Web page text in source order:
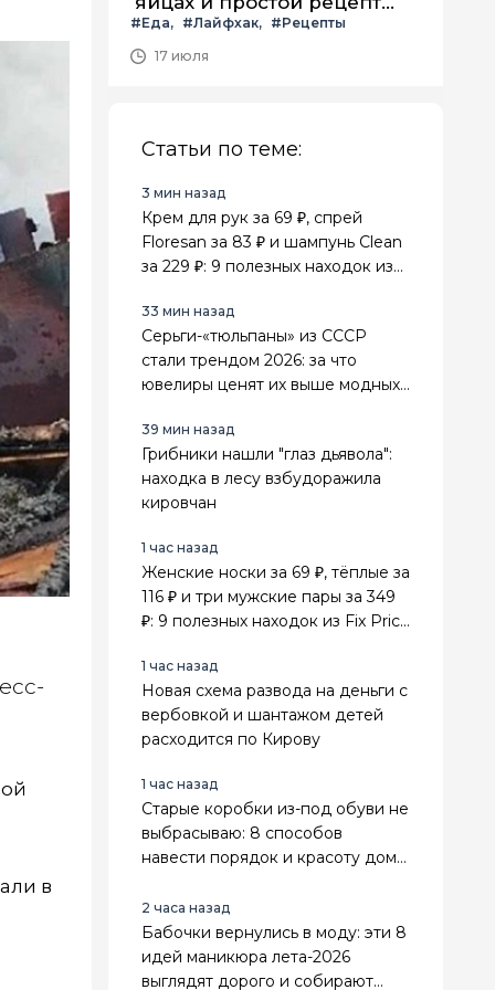
в
летнего салата с ним
#Еда #Лайфхак
#Рецепты
17 июля
Статьи по теме:
3 мин назад
Крем для рук за 69 ₽, спрей
Floresan за 83 ₽ и шампунь Clean
за 229 ₽: 9 полезных находок из
33 мин назад
Серьги-«тюльпаны» из СССР
стали трендом 2026: за что
ювелиры ценят их выше модных
39 мин назад
Грибники нашли "глаз дьявола":
находка в лесу взбудоражила
кировчан
1 час назад
Женские носки за 69 ₽, тёплые за
116 ₽ и три мужские пары за 349
₽: 9 полезных находок из Fix Price
1 час назад
Новая схема развода на деньги с
вербовкой и шантажом детей
расходится по Кирову
1 час назад
Старые коробки из-под обуви не
выбрасываю: 8 способов
навести порядок и красоту дома
2 часа назад
Бабочки вернулись в моду: эти 8
идей маникюра лета-2026
выглядят дорого и собирают